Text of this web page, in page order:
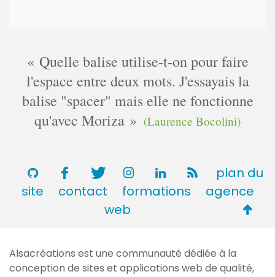
Quelle balise utilise-t-on pour faire
l'espace entre deux mots. J'essayais la
balise "spacer" mais elle ne fonctionne
qu'avec Moriza
(Laurence Bocolini)
plan du
site
contact formations
agence
web
de
Alsacréations est une communauté dédiée à la
conception de sites et applications web de qualité,